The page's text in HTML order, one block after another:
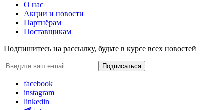
О нас
Акции и новости
Партнёрам
Поставщикам
Подпишитесь на рассылку, будьте в курсе всех новостей
facebook
instagram
linkedin